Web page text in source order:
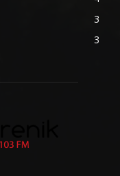
3
3